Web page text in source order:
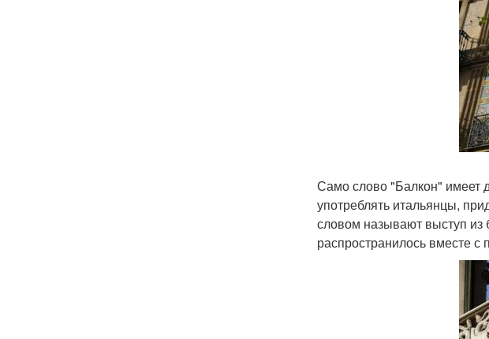
Само слово "Балкон" имеет
употреблять итальянцы,
словом называют выступ из
распространилось вместе с